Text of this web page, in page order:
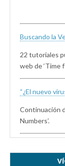
Buscando la
22 tutoriales
web de ‘Time
“¿El nuevo
Continuación
Numbers’.